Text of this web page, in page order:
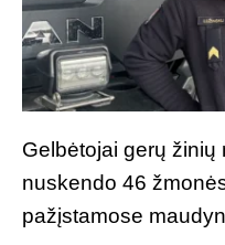
Gelbėtojai gerų žinių
nuskendo 46
pažįstamose